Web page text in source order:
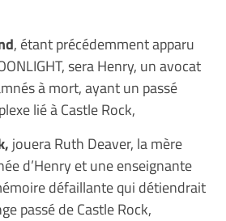
, étant précédemment apparu
sera Henry, un avocat
à mort, ayant un passé
lié à Castle Rock,
jouera Ruth Deaver, la mère
d’Henry et une enseignante
défaillante qui détiendrait
passé de Castle Rock,